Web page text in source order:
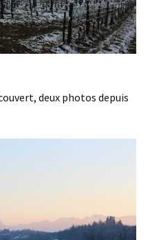
deux photos depuis